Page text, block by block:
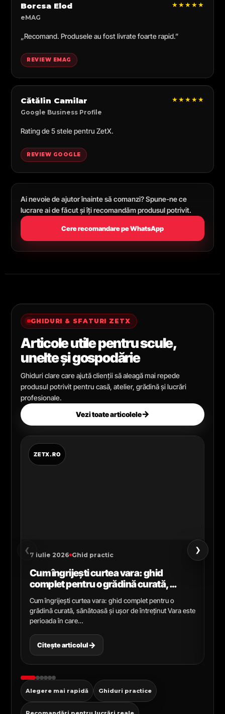
Borcsa Elod
eMAG
★★★★★
„Recomand. Produsele au fost livrate foarte rapid.”
REVIEW EMAG
Cătălin Camilar
Google Business Profile
★★★★★
Rating de 5 stele pentru ZetX.
REVIEW GOOGLE
Ai nevoie de ajutor înainte să comanzi? Spune-ne ce
lucrare ai de făcut și îți recomandăm produsul potrivit.
Cere recomandare pe WhatsApp
GHIDURI & SFATURI ZETX
Articole utile pentru scule,
unelte și gospodărie
Ghiduri clare care ajută clienții să aleagă mai repede
produsul potrivit pentru casă, atelier, grădină și lucrări
profesionale.
Vezi toate articolele→
‹ 7 iulie 2026 Ghid practic
Cum îngrijești curtea vara: ghid
complet pentru o grădină curată,
sănătoasă și ușor de întreținut
Cum îngrijești curtea vara: ghid complet pentru o
grădină curată, sănătoasă și ușor de întreținut Vara este
perioada în care…
Citește articolul→
›
Alegere mai rapidă Ghiduri practice